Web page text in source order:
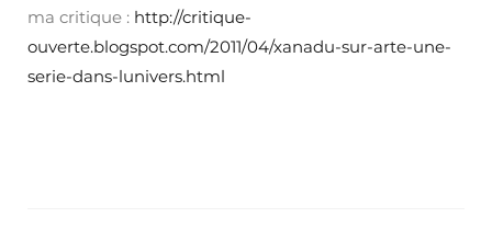
ma critique : http://critique-
ouverte.blogspot.com/2011/04/xanadu-sur-arte-une-
serie-dans-lunivers.html